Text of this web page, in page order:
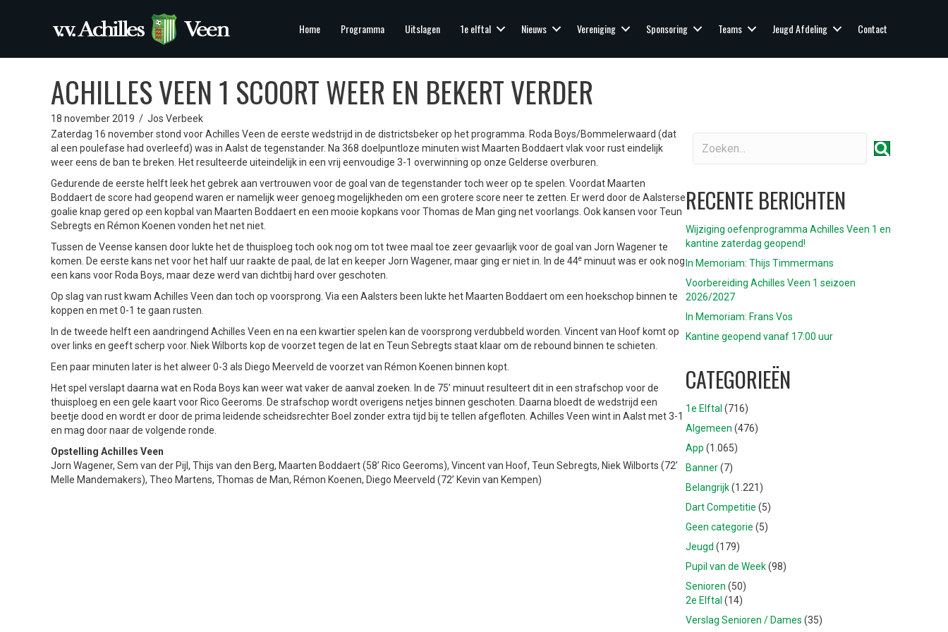
Home Programma Uitslagen 1e elftal Nieuws Vereniging Sponsoring Teams Jeugd Afdeling Contact
ACHILLES VEEN 1 SCOORT WEER EN BEKERT VERDER
18 november 2019 / Jos Verbeek
Zaterdag 16 november stond voor Achilles Veen de eerste wedstrijd in de districtsbeker op het programma. Roda Boys/Bommelerwaard (dat
al een poulefase had overleefd) was in Aalst de tegenstander. Na 368 doelpuntloze minuten wist Maarten Boddaert vlak voor rust eindelijk
weer eens de ban te breken. Het resulteerde uiteindelijk in een vrij eenvoudige 3-1 overwinning op onze Gelderse overburen.
Gedurende de eerste helft leek het gebrek aan vertrouwen voor de goal van de tegenstander toch weer op te spelen. Voordat Maarten
Boddaert de score had geopend waren er namelijk weer genoeg mogelijkheden om een grotere score neer te zetten. Er werd door de Aalsterse
goalie knap gered op een kopbal van Maarten Boddaert en een mooie kopkans voor Thomas de Man ging net voorlangs. Ook kansen voor Teun
Sebregts en Rémon Koenen vonden het net niet.
Tussen de Veense kansen door lukte het de thuisploeg toch ook nog om tot twee maal toe zeer gevaarlijk voor de goal van Jorn Wagener te
komen. De eerste kans net voor het half uur raakte de paal, de lat en keeper Jorn Wagener, maar ging er niet in. In de 44e minuut was er ook nog
een kans voor Roda Boys, maar deze werd van dichtbij hard over geschoten.
Op slag van rust kwam Achilles Veen dan toch op voorsprong. Via een Aalsters been lukte het Maarten Boddaert om een hoekschop binnen te
koppen en met 0-1 te gaan rusten.
In de tweede helft een aandringend Achilles Veen en na een kwartier spelen kan de voorsprong verdubbeld worden. Vincent van Hoof komt op
over links en geeft scherp voor. Niek Wilborts kop de voorzet tegen de lat en Teun Sebregts staat klaar om de rebound binnen te schieten.
Een paar minuten later is het alweer 0-3 als Diego Meerveld de voorzet van Rémon Koenen binnen kopt.
Het spel verslapt daarna wat en Roda Boys kan weer wat vaker de aanval zoeken. In de 75’ minuut resulteert dit in een strafschop voor de
thuisploeg en een gele kaart voor Rico Geeroms. De strafschop wordt overigens netjes binnen geschoten. Daarna bloedt de wedstrijd een
beetje dood en wordt er door de prima leidende scheidsrechter Boel zonder extra tijd bij te tellen afgefloten. Achilles Veen wint in Aalst met 3-1
en mag door naar de volgende ronde.
Opstelling Achilles Veen
Jorn Wagener, Sem van der Pijl, Thijs van den Berg, Maarten Boddaert (58’ Rico Geeroms), Vincent van Hoof, Teun Sebregts, Niek Wilborts (72’
Melle Mandemakers), Theo Martens, Thomas de Man, Rémon Koenen, Diego Meerveld (72’ Kevin van Kempen)
RECENTE BERICHTEN
Wijziging oefenprogramma Achilles Veen 1 en
kantine zaterdag geopend!
In Memoriam: Thijs Timmermans
Voorbereiding Achilles Veen 1 seizoen
2026/2027
In Memoriam: Frans Vos
Kantine geopend vanaf 17:00 uur
CATEGORIEËN
1e Elftal (716)
Algemeen (476)
App (1.065)
Banner(7)
Belangrijk(1.221)
Dart Competitie (5)
Geen categorie (5)
Jeugd (179)
Pupil van de Week(98)
Senioren (50)
2e Elftal (14)
Verslag Senioren / Dames (35)